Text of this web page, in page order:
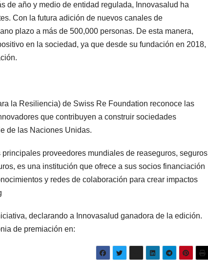
de año y medio de entidad regulada, Innovasalud ha
Con la futura adición de nuevos canales de
plazo a más de 500,000 personas. De esta manera,
en la sociedad, ya que desde su fundación en 2018,
la Resiliencia) de Swiss Re Foundation reconoce las
que contribuyen a construir sociedades
de las Naciones Unidas.
proveedores mundiales de reaseguros, seguros
es una institución que ofrece a sus socios financiación
y redes de colaboración para crear impactos
declarando a Innovasalud ganadora de la edición.
de premiación en: